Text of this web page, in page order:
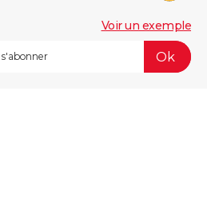
Voir un exemple